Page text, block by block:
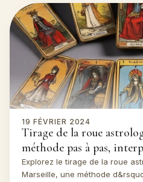
19 FÉVRIER 2024
Tirage de la roue
méthode pas à pas,
Explorez le tirage de la roue
Marseille, une méthode